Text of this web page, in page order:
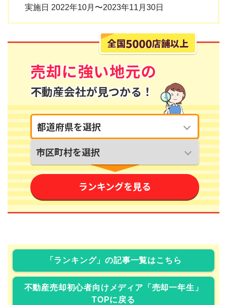
実施日 2022年10月〜2023年11月30日
「ランキング」の記事一覧はこちら
不動産売却初心者向けメディア「売却一年生」
TOPに戻る